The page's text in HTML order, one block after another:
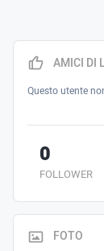
AMICI DI
Questo utente
FOLLOWER
0
FOTO